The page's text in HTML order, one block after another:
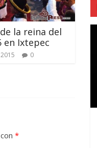
la reina del
en Ixtepec
0
*